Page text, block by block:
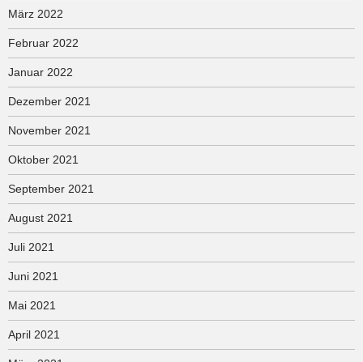
März 2022
Februar 2022
Januar 2022
Dezember 2021
November 2021
Oktober 2021
September 2021
August 2021
Juli 2021
Juni 2021
Mai 2021
April 2021